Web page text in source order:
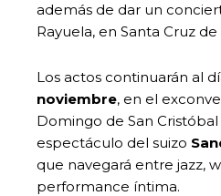
además de dar un
Rayuela, en Santa Cruz de
Los actos continuarán al
noviembre, en el
Domingo de San
espectáculo del suizo
que navegará entre jazz,
performance íntima.